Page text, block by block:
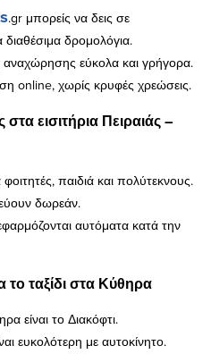
.gr μπορείς να δεις σε
δρομολόγια.
αναχώρησης εύκολα και γρήγορα.
online, χωρίς κρυφές χρεώσεις.
εισιτήρια Πειραιάς –
φοιτητές, παιδιά και πολύτεκνους.
δωρεάν.
αυτόματα κατά την
το ταξίδι στα Κύθηρα
είναι το Διακόφτι.
ευκολότερη με αυτοκίνητο.